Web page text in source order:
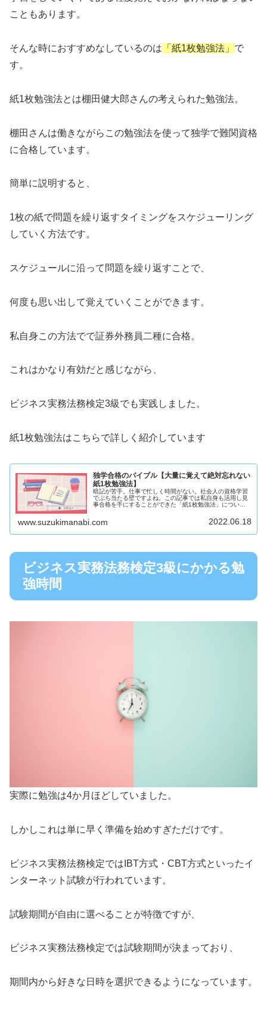
こともあります。
そんな時におすすめなしているのは 「紙1枚勉強法」 で
す。
紙1枚勉強法とは棚田健大郎さんの考えられた勉強法。
棚田さんは働きながらこの勉強法を使って独学で難関資格
に合格しています。
簡単に説明すると、
1枚の紙で問題を繰り返すタイミングをスケジューリング
していく方法です。
スケジュールに沿って問題を繰り返すことで、
何度も思い出して覚えていくことができます。
私自身この方法でで証券外務員二種に合格。
これはかなり有効だと感じながら、
ビジネス実務法務検定3級でも実践しました。
紙1枚勉強法はこちらで詳しく紹介しています
独学合格のバイブル【大量に覚えて絶対忘れない
紙1枚勉強法】
暗記が苦手。仕事で忙しく時間がない。社会人の資格学習
でぶち当たる壁ですよね。この記事では私自身も活用し見
事合格を手にすることができた「紙1枚勉強法」について
www.suzukimanabi.com 2022.06.18
ビジネス実務法務検定3級にかかる勉
強時間
実際に勉強は4か月ほどしていました。
しかしこれは単に早く準備を始めすぎただけです。
ビジネス実務法務検定ではIBT方式・CBT方式といったイ
ンターネット試験が行われています。
試験期間が自由に選べることが特徴ですが、
ビジネス実務法務検定では試験期間が決まっており、
期間内から好きな日時を選択できるようになっています。